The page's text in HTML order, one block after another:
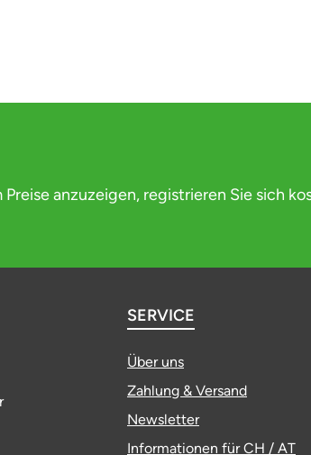
anzuzeigen, registrieren Sie sich
SERVICE
Über uns
Zahlung & Versand
Newsletter
Informationen für CH / AT